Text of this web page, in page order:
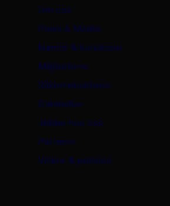
Om oss
Press & Media
Kunder & kundcase
Miljöarbete
Säkerhetsarbete
Datahallar
Jobba hos oss
Partners
Villkor & policies